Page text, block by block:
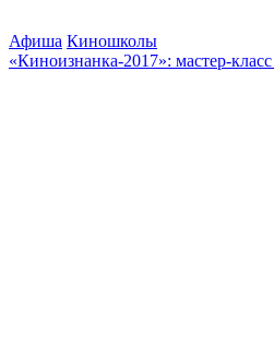
Афиша Киношколы
«Киноизнанка-2017»: мастер-